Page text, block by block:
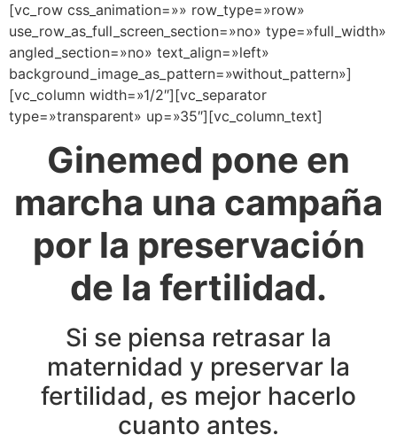
[vc_row css_animation=»» row_type=»row»
use_row_as_full_screen_section=»no» type=»full_width»
angled_section=»no» text_align=»left»
background_image_as_pattern=»without_pattern»]
[vc_column width=»1/2″][vc_separator
type=»transparent» up=»35″][vc_column_text]
Ginemed pone en
marcha una campaña
por la preservación
de la fertilidad.
Si se piensa retrasar la
maternidad y preservar la
fertilidad, es mejor hacerlo
cuanto antes.